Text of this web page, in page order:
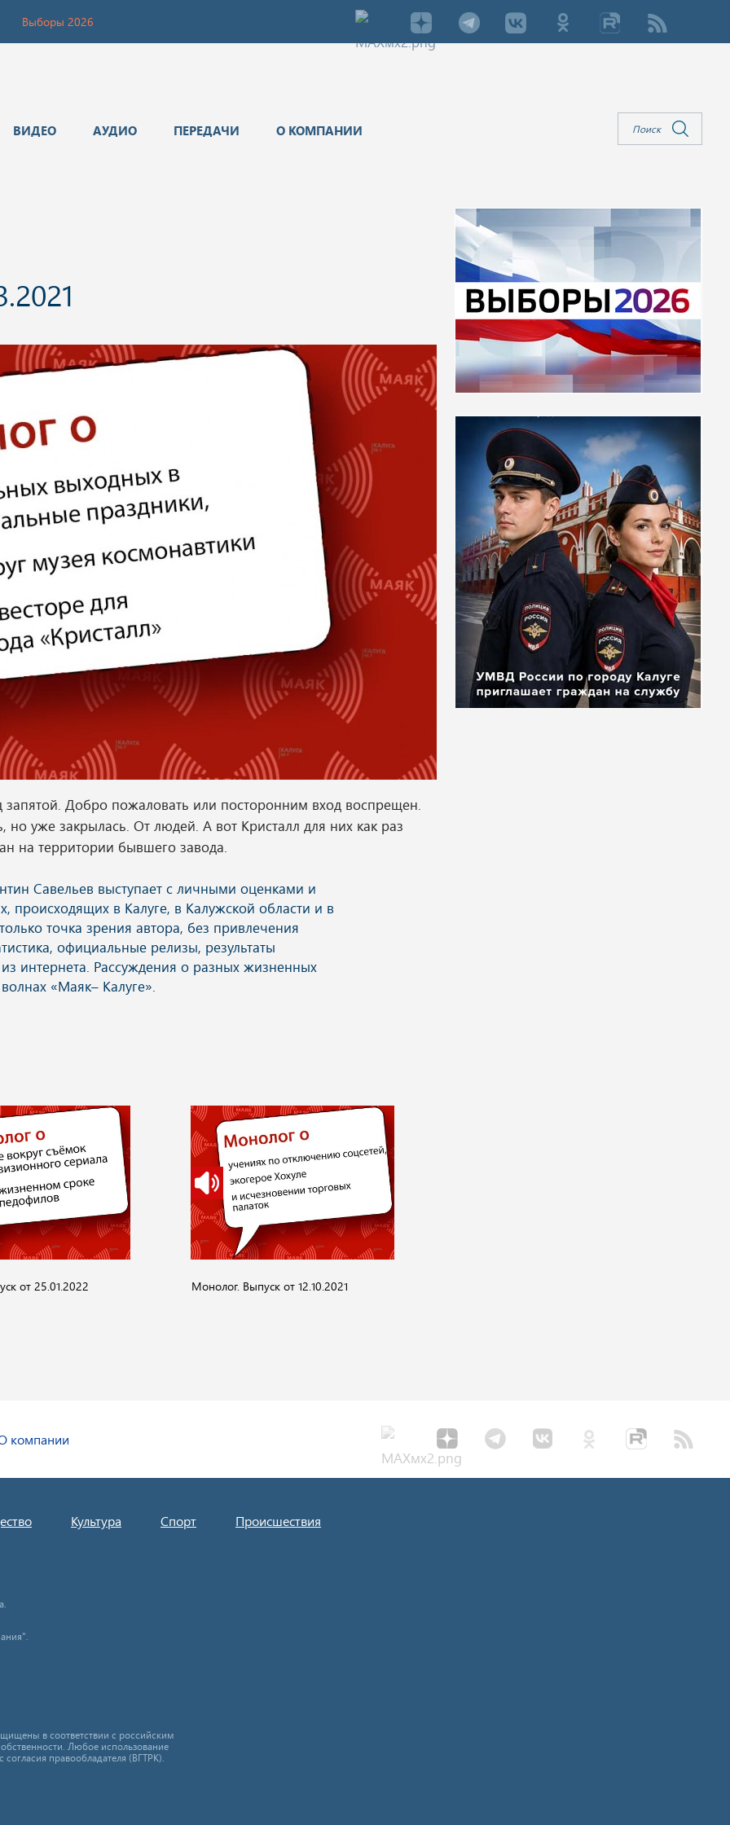
Выборы 2026
ВИДЕО АУДИО ПЕРЕДАЧИ О КОМПАНИИ
Добро пожаловать или посторонним вход воспрещен.
но уже закрылась. От людей. А вот Кристалл для них как раз
на территории бывшего завода.
от 25.01.2022 Монолог. Выпуск от 12.10.2021
компании
Культура Спорт Происшествия
в соответствии с российским
Любое использование
правообладателя (ВГТРК).